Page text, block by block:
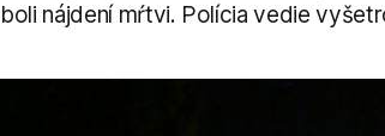
boli nájdení mŕtvi. Polícia vedie